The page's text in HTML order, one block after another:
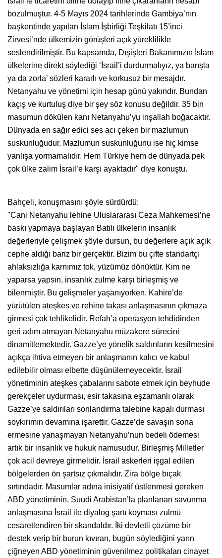
bozulmuştur. 4-5 Mayıs 2024 tarihlerinde Gambiya’nın
başkentinde yapılan İslam İşbirliği Teşkilatı 15’inci
Zirvesi’nde ülkemizin görüşleri açık yüreklilikle
seslendirilmiştir. Bu kapsamda, Dışişleri Bakanımızın İslam
ülkelerine direkt söylediği ‘İsrail’i durdurmalıyız, ya barışla
ya da zorla’ sözleri kararlı ve korkusuz bir mesajdır.
Netanyahu ve yönetimi için hesap günü yakındır. Bundan
kaçış ve kurtuluş diye bir şey söz konusu değildir. 35 bin
masumun dökülen kanı Netanyahu’yu inşallah boğacaktır.
Dünyada en sağır edici ses acı çeken bir mazlumun
suskunluğudur. Mazlumun suskunluğunu ise hiç kimse
yanlışa yormamalıdır. Hem Türkiye hem de dünyada pek
çok ülke zalim İsrail’e karşı ayaktadır" diye konuştu.
Bahçeli, konuşmasını şöyle sürdürdü:
"Cani Netanyahu lehine Uluslararası Ceza Mahkemesi’ne
baskı yapmaya başlayan Batılı ülkelerin insanlık
değerleriyle çelişmek şöyle dursun, bu değerlere açık açık
cephe aldığı bariz bir gerçektir. Bizim bu çifte standartçı
ahlaksızlığa karnımız tok, yüzümüz dönüktür. Kim ne
yaparsa yapsın, insanlık zulme karşı birleşmiş ve
bilenmiştir. Bu gelişmeler yaşanıyorken, Kahire’de
yürütülen ateşkes ve rehine takası anlaşmasının çıkmaza
girmesi çok tehlikelidir. Refah’a operasyon tehdidinden
geri adım atmayan Netanyahu müzakere sürecini
dinamitlemektedir. Gazze’ye yönelik saldırıların kesilmesini
açıkça ihtiva etmeyen bir anlaşmanın kalıcı ve kabul
edilebilir olması elbette düşünülemeyecektir. İsrail
yönetiminin ateşkes çabalarını sabote etmek için beyhude
gerekçeler uydurması, esir takasına eşzamanlı olarak
Gazze’ye saldırıları sonlandırma talebine kapalı durması
soykırımın devamına işarettir. Gazze’de savaşın sona
ermesine yanaşmayan Netanyahu’nun bedeli ödemesi
artık bir insanlık ve hukuk namusudur. Birleşmiş Milletler
çok acil devreye girmelidir. İsrail askerleri işgal edilen
bölgelerden ön şartsız çıkmalıdır. Zira bölge bıçak
sırtındadır. Masumlar adına inisiyatif üstlenmesi gereken
ABD yönetiminin, Suudi Arabistan’la planlanan savunma
anlaşmasına İsrail ile diyalog şartı koyması zulmü
cesaretlendiren bir skandaldır. İki devletli çözüme bir
destek verip bir burun kıvıran, bugün söylediğini yarın
çiğneyen ABD yönetiminin güvenilmez politikaları cinayet